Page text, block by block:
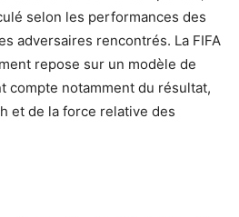
selon les performances des
adversaires rencontrés. La FIFA
repose sur un modèle de
compte notamment du résultat,
et de la force relative des